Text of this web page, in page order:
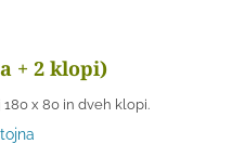
+ 2 klopi)
x 80 in dveh klopi.